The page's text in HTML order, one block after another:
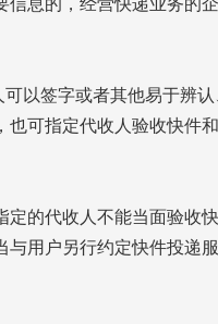
信息的，经营快递业务的
以签字或者其他易于辨
也可指定代收人验收快件
定的代收人不能当面验收
与用户另行约定快件投递